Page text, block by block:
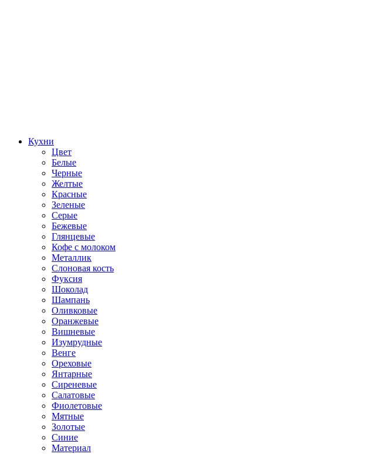
Кухни
Цвет
Белые
Черные
Желтые
Красные
Зеленые
Серые
Бежевые
Глянцевые
Кофе с молоком
Металлик
Слоновая кость
Фуксия
Шоколад
Шампань
Оливковые
Оранжевые
Вишневые
Изумрудные
Венге
Ореховые
Янтарные
Сиреневые
Салатовые
Фиолетовые
Мятные
Золотые
Синие
Материал